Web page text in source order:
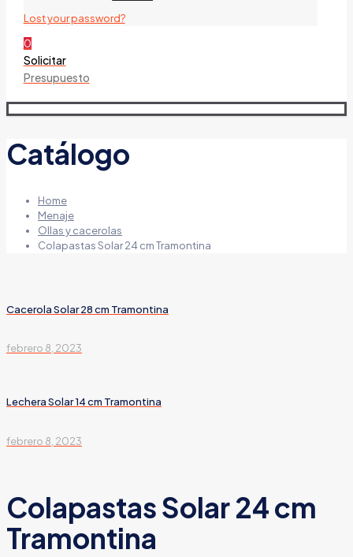
Lost your password?
0
Solicitar
Presupuesto
Catálogo
Home
Menaje
Ollas y cacerolas
Colapastas Solar 24 cm Tramontina
Cacerola Solar 28 cm Tramontina
febrero 8, 2023
Lechera Solar 14 cm Tramontina
febrero 8, 2023
Colapastas Solar 24 cm
Tramontina